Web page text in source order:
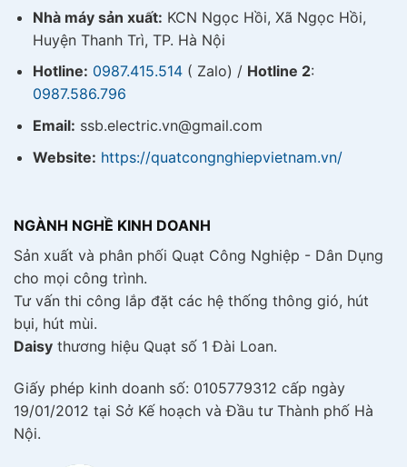
Nhà máy sản xuất: KCN Ngọc Hồi, Xã Ngọc Hồi,
Huyện Thanh Trì, TP. Hà Nội
Hotline: 0987.415.514( Zalo) / Hotline 2:
0987.586.796
Email: ssb.electric.vn@gmail.com
Website: https://quatcongnghiepvietnam.vn/
NGÀNH NGHỀ KINH DOANH
Sản xuất và phân phối Quạt Công Nghiệp - Dân Dụng
cho mọi công trình.
Tư vấn thi công lắp đặt các hệ thống thông gió, hút
bụi, hút mùi.
Daisy thương hiệu Quạt số 1 Đài Loan.
Giấy phép kinh doanh số: 0105779312 cấp ngày
19/01/2012 tại Sở Kế hoạch và Đầu tư Thành phố Hà
Nội.